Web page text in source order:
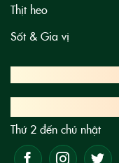
Thịt heo
Sốt & Gia vị
Thứ 2 đến chủ nhật